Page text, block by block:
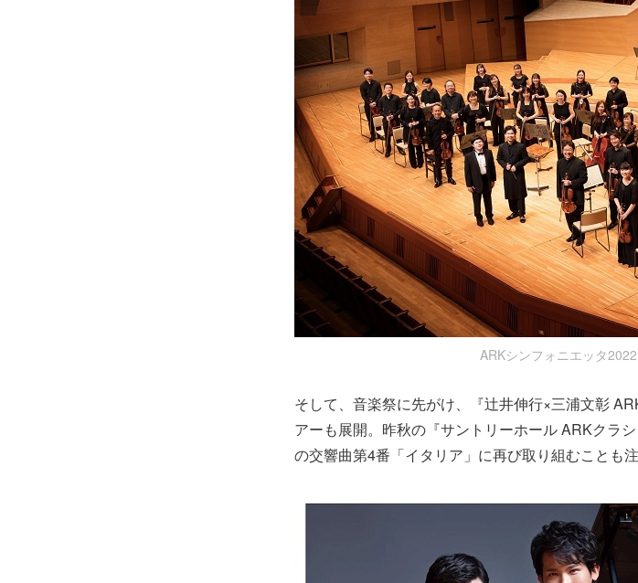
ARKシンフォニエッタ
そして、音楽祭に先がけ、『辻井伸行×三浦文彰
アーも展開。昨秋の『サントリーホール ARKクラ
の交響曲第4番「イタリア」に再び取り組むことも注